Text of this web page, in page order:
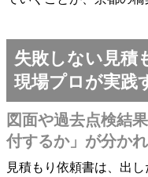
失敗しない見積
現場プロが実践
図面や過去点検結
付するか」が分か
見積もり依頼書は、出